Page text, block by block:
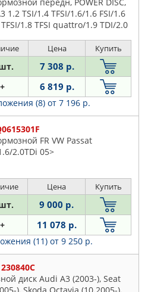
1.2 TSI/1.4 TFSI/1.6/1.6 FSI/1.6
1.8 TFSI quattro/1.9 TDI/2.0
2.
Цена Купить
7 308 р.
+ 6 819 р.
(8) от 7 196 р.
FR VW Passat
2.0TDi 05>
Цена Купить
9 000 р.
+ 11 078 р.
(11) от 9 250 р.
диск Audi A3 (2003-), Seat